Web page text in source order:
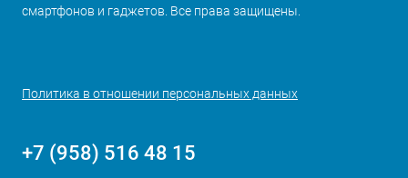
смартфонов и гаджетов. Все права защищены.
Политика в отношении персональных данных
+7 (958) 516 48 15